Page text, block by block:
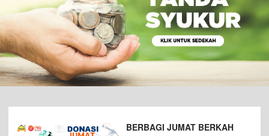
BERBAGI JUMAT BERKAH